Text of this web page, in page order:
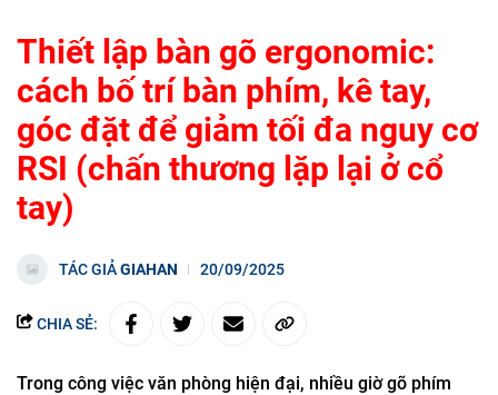
Thiết lập bàn gõ ergonomic:
cách bố trí bàn phím, kê tay,
góc đặt để giảm tối đa nguy cơ
RSI (chấn thương lặp lại ở cổ
tay)
TÁC GIẢGIAHAN 20/09/2025
CHIA SẺ:
Trong công việc văn phòng hiện đại, nhiều giờ gõ phím